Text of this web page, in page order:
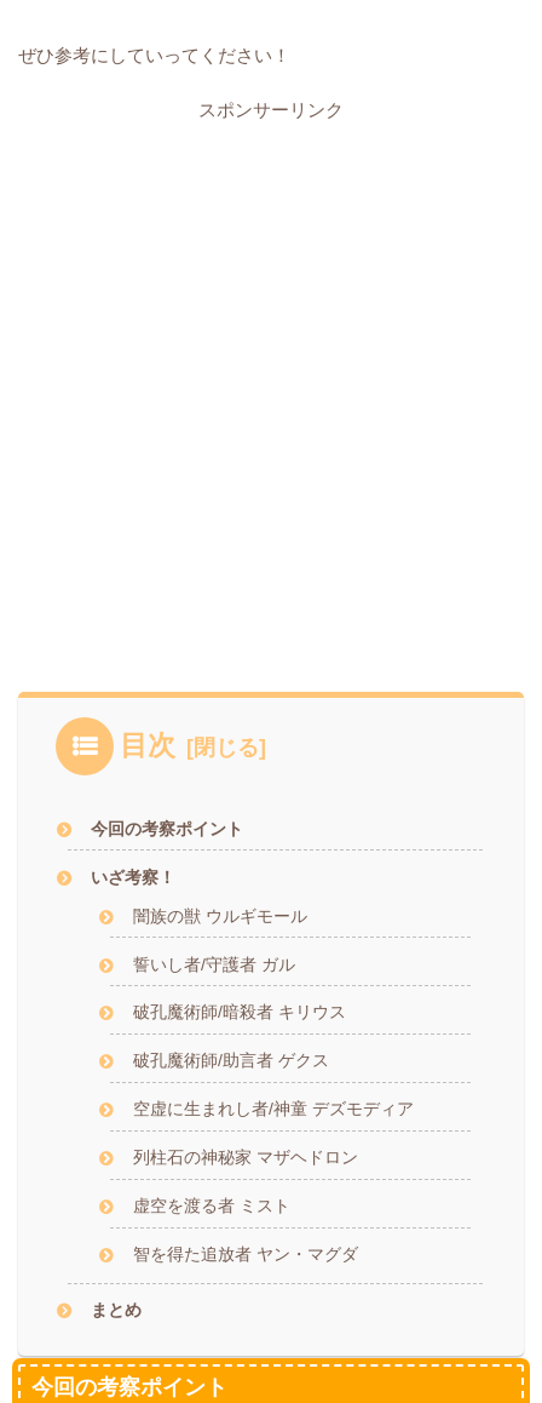
ぜひ参考にしていってください！
スポンサーリンク
目次
今回の考察ポイント
いざ考察！
闇族の獣 ウルギモール
誓いし者/守護者 ガル
破孔魔術師/暗殺者 キリウス
破孔魔術師/助言者 ゲクス
空虚に生まれし者/神童 デズモディア
列柱石の神秘家 マザヘドロン
虚空を渡る者 ミスト
智を得た追放者 ヤン・マグダ
まとめ
今回の考察ポイント